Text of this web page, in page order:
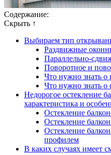
Содержание:
Скрыть ↑
Выбираем тип
Раздвижные
Параллельно-
Поворотное и
Что нужно знать о
Что нужно знать о
Недорогое остекление
характеристика и
Остекление
Остекление
Остекление
профилем
В каких случаях имеет